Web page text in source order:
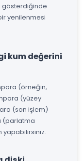
gösterdiğinde
yenilenmesi
kum değerini
(örneğin,
(yüzey
(son işlem)
(parlatma
yapabilirsiniz.